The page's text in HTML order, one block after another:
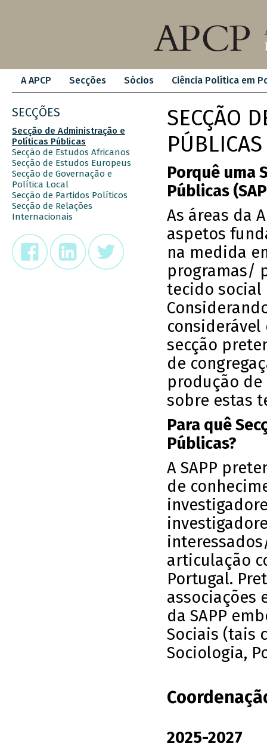
A APCP Secções Sócios Ciência Política em
SECÇÕES
Secção de Administração e
Políticas Públicas
Secção de Estudos Africanos
Secção de Estudos Europeus
Secção de Governação e
Política Local
Secção de Partidos Políticos
Secção de Relações
Internacionais
SECÇÃO
PÚBLICAS
Porquê uma
Públicas
As áreas da
aspetos
na medida
programas/
tecido social
secção
de
produção
sobre estas
Para quê
Públicas?
A SAPP
de
articulação
Portugal.
associações
da SAPP
Sociais (tais
Sociologia,
2025-2027